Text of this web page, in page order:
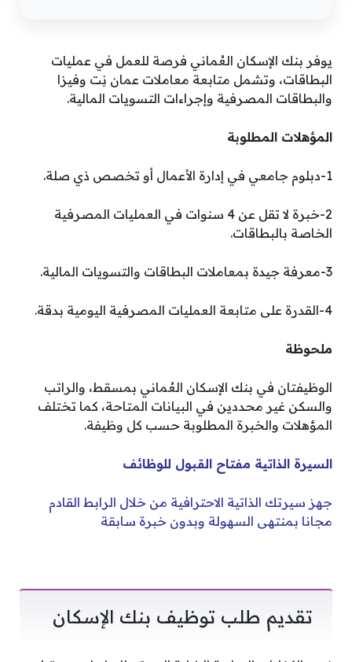
يوفر بنك الإسكان العُماني فرصة للعمل في عمليات
البطاقات، وتشمل متابعة معاملات عمان نِت وفيزا
والبطاقات المصرفية وإجراءات التسويات المالية.
المؤهلات المطلوبة
1-دبلوم جامعي في إدارة الأعمال أو تخصص ذي صلة.
2-خبرة لا تقل عن 4 سنوات في العمليات المصرفية
الخاصة بالبطاقات.
3-معرفة جيدة بمعاملات البطاقات والتسويات المالية.
4-القدرة على متابعة العمليات المصرفية اليومية بدقة.
ملحوظة
الوظيفتان في بنك الإسكان العُماني بمسقط، والراتب
والسكن غير محددين في البيانات المتاحة، كما تختلف
المؤهلات والخبرة المطلوبة حسب كل وظيفة.
السيرة الذاتية مفتاح القبول للوظائف
جهز سيرتك الذاتية الاحترافية من خلال الرابط القادم
مجانا بمنتهى السهولة وبدون خبرة سابقة
تقديم طلب توظيف بنك الإسكان